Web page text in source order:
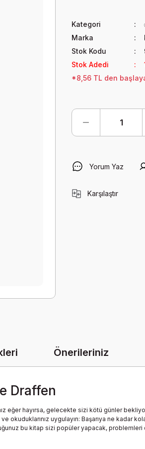
Kategori
Marka
Stok Kodu
Stok Adedi
*8,56 TL den
Yorum Yaz
Karşılaştır
Önerileriniz
Draffen
eğer hayırsa, gelecekte sizi kötü günler
uygulayın: Başarıya ne kadar
bu kitap sizi popüler yapacak,